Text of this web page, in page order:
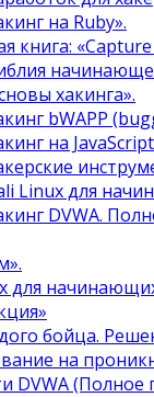
на Ruby».
книга:
хакинга».
bWAPP
на
Linux для
DVWA.
для
бойца.
на
DVWA (Полное